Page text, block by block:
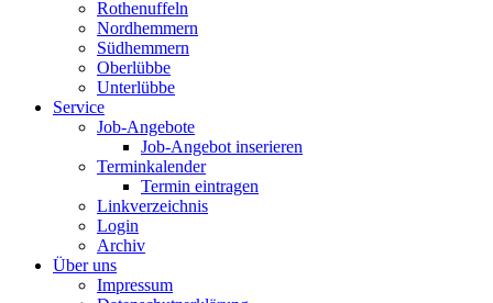
Rothenuffeln
Nordhemmern
Südhemmern
Oberlübbe
Unterlübbe
Service
Job-Angebote
Job-Angebot inserieren
Terminkalender
Termin eintragen
Linkverzeichnis
Login
Archiv
Über uns
Impressum